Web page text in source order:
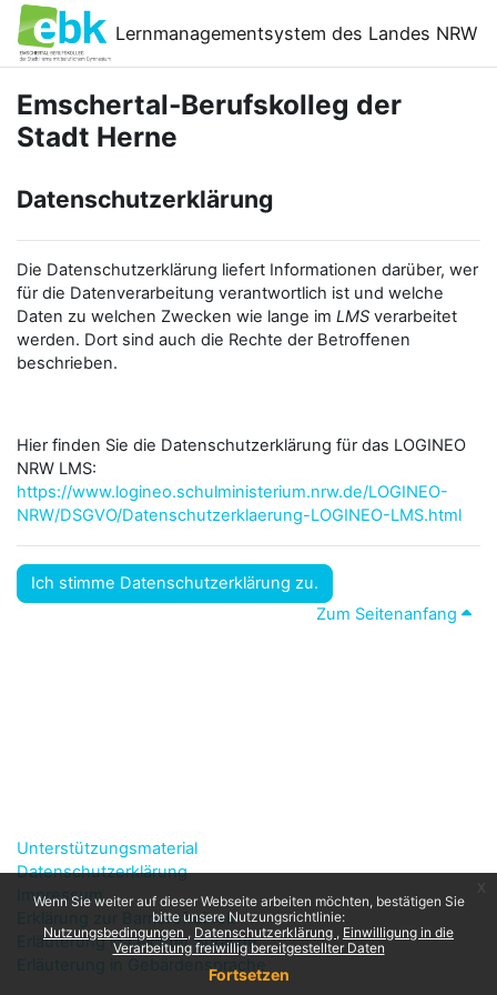
Zum Hauptinhalt
Wenn Sie weiter auf dieser Webseite arbeiten möchten, bestätigen Sie
bitte unsere Nutzungsrichtlinie:
Nutzungsbedingungen
Datenschutzerklärung
Einwilligung in die
Verarbeitung freiwillig bereitgestellter Daten
Fortsetzen
Lernmanagementsystem des Landes NRW
Emschertal-Berufskolleg der
Stadt Herne
Datenschutzerklärung
Die Datenschutzerklärung liefert Informationen darüber, wer
für die Datenverarbeitung verantwortlich ist und welche
Daten zu welchen Zwecken wie lange im LMS verarbeitet
werden. Dort sind auch die Rechte der Betroffenen
beschrieben.
Hier finden Sie die Datenschutzerklärung für das LOGINEO
NRW LMS:
https://www.logineo.schulministerium.nrw.de/LOGINEO-
NRW/DSGVO/Datenschutzerklaerung-LOGINEO-LMS.html
Ich stimme Datenschutzerklärung zu.
Zum Seitenanfang
Unterstützungsmaterial
Datenschutzerklärung
Impressum
Erklärung zur Barrierefreiheit
Erläuterung in Leichter Sprache
Erläuterung in Gebärdensprache